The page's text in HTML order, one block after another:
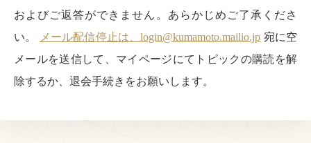
およびご返答ができません。あらかじめご了承くださ
い。
メール配信停止は、login@kumamoto.mailio.jp 宛に空
メールを送信して、マイページにてトピックの購読を解
除するか、退会手続きをお願いします。